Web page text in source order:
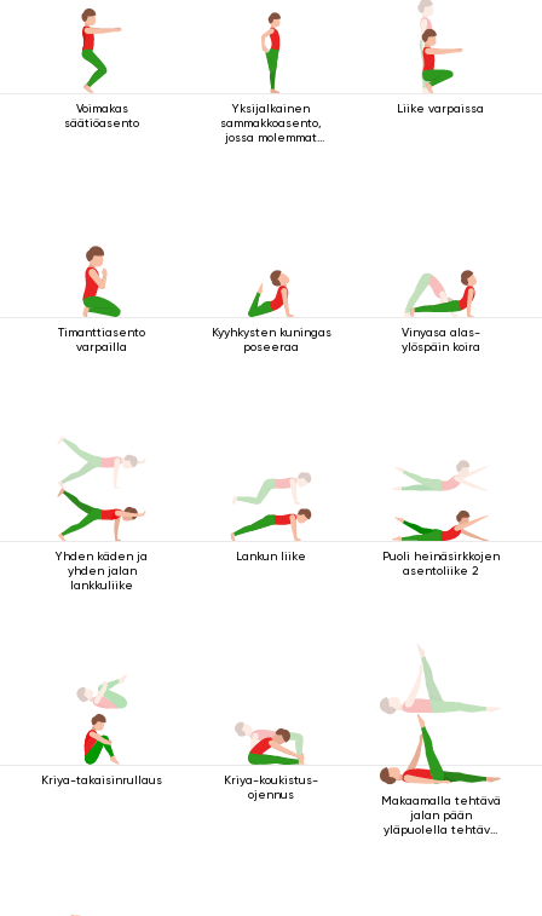
Voimakas
säätiöasento
Yksijalkainen
sammakkoasento,
jossa molemmat
Liike varpaissa
Timanttiasento
varpailla
Kyyhkysten kuningas
poseeraa
Vinyasa alas-
ylöspäin koira
Yhden käden ja
yhden jalan
lankkuliike
Lankun liike
Puoli heinäsirkkojen
asentoliike 2
Kriya-takaisinrullaus
Kriya-koukistus-
ojennus
Makaamalla tehtävä
jalan pään
yläpuolella tehtävä